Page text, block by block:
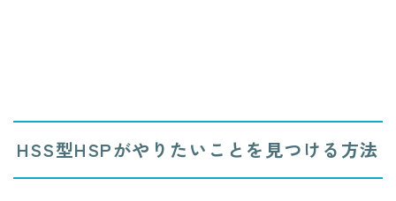
HSS型HSPがやりたいことを見つける方法